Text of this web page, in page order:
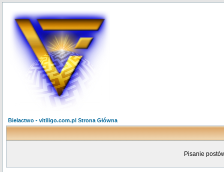
Bielactwo - vitiligo.com.pl Strona Główna
Pisanie